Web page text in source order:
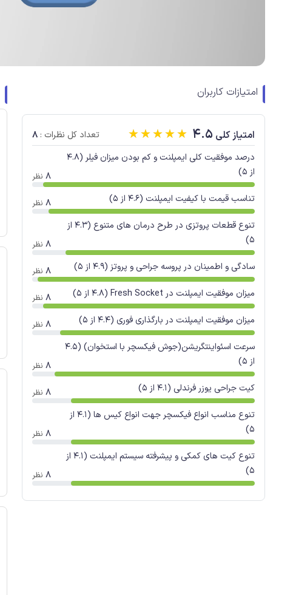
امتیازات کاربران
امتیاز کلی 4.5
☆☆☆☆☆ تعداد کل نظرات : 8
درصد موفقیت کلی ایمپلنت و کم بودن میزان فیلر (4.8
از 5)
8 نظر
تناسب قیمت با کیفیت ایمپلنت (4.6 از 5) 8 نظر
تنوع قطعات پروتزی در طرح درمان های متنوع (4.3 از
5)
8 نظر
سادگی و اطمینان در پروسه جراحی و پروتز (4.9 از 5) 8 نظر
میزان موفقیت ایمپلنت در Fresh Socket (4.8 از 5) 8 نظر
میزان موفقیت ایمپلنت در بارگذاری فوری (4.4 از 5) 8 نظر
سرعت اسئواینتگریشن(جوش فیکسچر با استخوان) (4.5
از 5)
8 نظر
کیت جراحی یوزر فرندلی (4.1 از 5) 8 نظر
تنوع مناسب انواع فیکسچر جهت انواع کیس ها (4.1 از
5)
8 نظر
تنوع کیت های کمکی و پیشرفته سیستم ایمپلنت (4.1 از
5)
8 نظر